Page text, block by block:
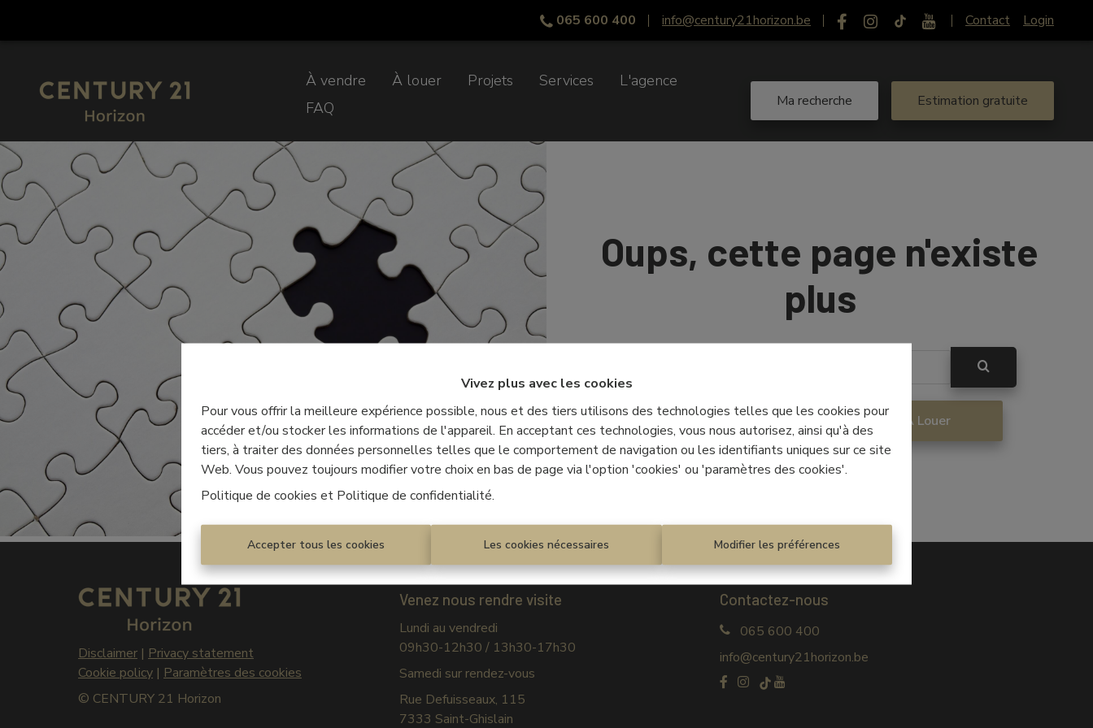
Vivez plus avec les cookies
Pour vous offrir la meilleure expérience possible, nous et des tiers utilisons des technologies telles que les cookies pour
accéder et/ou stocker les informations de l'appareil. En acceptant ces technologies, vous nous autorisez, ainsi qu'à des
tiers, à traiter des données personnelles telles que le comportement de navigation ou les identifiants uniques sur ce site
Web. Vous pouvez toujours modifier votre choix en bas de page via l'option 'cookies' ou 'paramètres des cookies'.
Politique de cookies et Politique de confidentialité.
Accepter tous les cookies Les cookies nécessaires Modifier les préférences
065 600 400 info@century21horizon.be Contact Login
À vendre À louer Projets Services
L'agence
FAQ
Ma recherche Estimation gratuite
Oups, cette page n'existe
plus
À Vendre À Louer
Disclaimer | Privacy statement
Cookie policy | Paramètres des cookies
© CENTURY 21 Horizon
Venez nous rendre visite
Lundi au vendredi
09h30-12h30 / 13h30-17h30
Samedi sur rendez-vous
Rue Defuisseaux, 115
7333 Saint-Ghislain
Contactez-nous
065 600 400
info@century21horizon.be